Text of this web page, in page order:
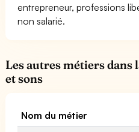
entrepreneur, professions
non salarié.
Les autres métiers dans
et sons
Nom du métier